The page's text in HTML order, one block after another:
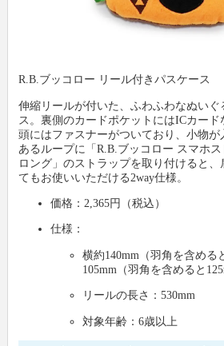
R.B.ブッコロー リール付きパスケース
伸縮リールが付いた、ふわふわなぬいぐ
ス。裏側のカードポケットにはICカード
頭にはファスナーがついており、小物が
あるループに「R.B.ブッコロー スマホ
ロング」のストラップを取り付けると
てもお使いいただける2way仕様。
価格：2,365円（税込）
仕様：
横約140mm（羽角を含める
105mm（羽角を含めると
リールの長さ：530mm
対象年齢：6歳以上